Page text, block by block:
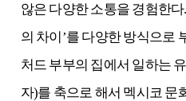
않은 다양한 소통을 경험한
의 차이’를 다양한 방식으로
처드 부부의 집에서 일하는
자)를 축으로 해서 멕시코 문